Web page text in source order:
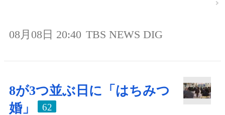
08月08日 20:40 TBS NEWS DIG
8が3つ並ぶ日に「はちみつ
婚」
62